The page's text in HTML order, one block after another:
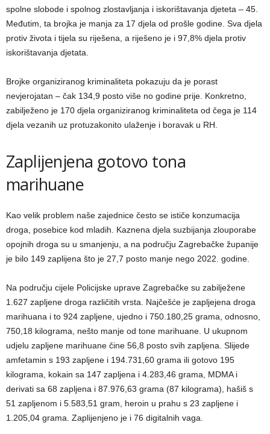
spolne slobode i spolnog zlostavljanja i iskorištavanja djeteta – 45.
Međutim, ta brojka je manja za 17 djela od prošle godine. Sva djela
protiv života i tijela su riješena, a riješeno je i 97,8% djela protiv
iskorištavanja djetata.
Brojke organiziranog kriminaliteta pokazuju da je porast
nevjerojatan – čak 134,9 posto više no godine prije. Konkretno,
zabilježeno je 170 djela organiziranog kriminaliteta od čega je 114
djela vezanih uz protuzakonito ulaženje i boravak u RH.
Zaplijenjena gotovo tona
marihuane
Kao velik problem naše zajednice često se ističe konzumacija
droga, posebice kod mladih. Kaznena djela suzbijanja zlouporabe
opojnih droga su u smanjenju, a na području Zagrebačke županije
je bilo 149 zaplijena što je 27,7 posto manje nego 2022. godine.
Na području cijele Policijske uprave Zagrebačke su zabilježene
1.627 zapljene droga različitih vrsta. Najčešće je zapljejena droga
marihuana i to 924 zapljene, ujedno i 750.180,25 grama, odnosno,
750,18 kilograma, nešto manje od tone marihuane. U ukupnom
udjelu zapljene marihuane čine 56,8 posto svih zapljena. Slijede
amfetamin s 193 zapljene i 194.731,60 grama ili gotovo 195
kilograma, kokain sa 147 zapljena i 4.283,46 grama, MDMA i
derivati sa 68 zapljena i 87.976,63 grama (87 kilograma), hašiš s
51 zapljenom i 5.583,51 gram, heroin u prahu s 23 zapljene i
1.205,04 grama. Zaplijenjeno je i 76 digitalnih vaga.